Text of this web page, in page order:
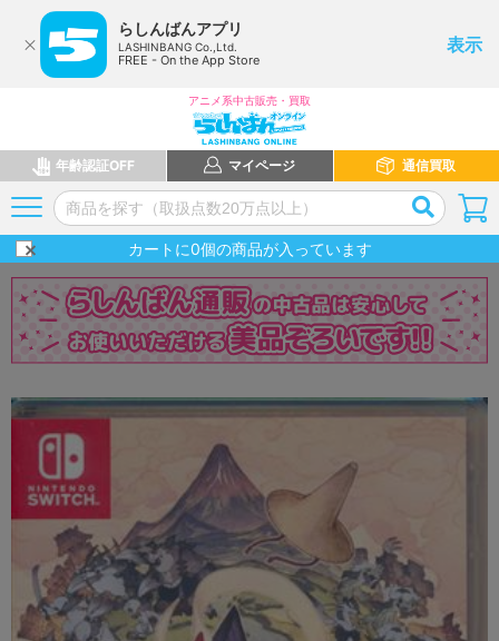
らしんばんアプリ
LASHINBANG Co.,Ltd.
FREE - On the App Store
表示
アニメ系中古販売・買取
年齢認証OFF マイページ 通信買取
カートに0個の商品が入っています